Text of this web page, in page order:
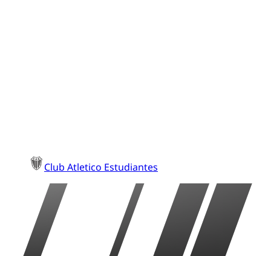
Club Atletico Estudiantes